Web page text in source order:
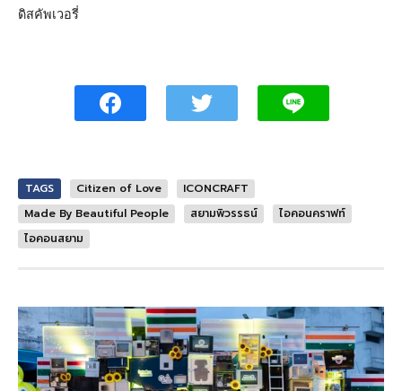
ดิสคัพเวอรี่
TAGS Citizen of Love
ICONCRAFT
Made By Beautiful People
สยามพิวรรธน์
ไอคอนคราฟท์
ไอคอนสยาม